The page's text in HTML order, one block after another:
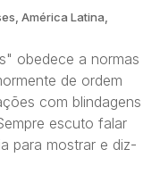
América Latina
obedece a normas
de ordem
com blindagens
escuto falar
para mostrar e diz-